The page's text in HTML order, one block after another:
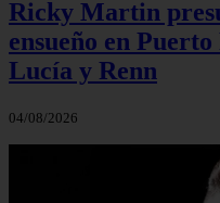
Ricky Martin
ensueño en
Lucía y Renn
04/08/2026